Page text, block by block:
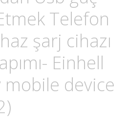
Etmek Telefon
şarj cihazı
Einhell
device